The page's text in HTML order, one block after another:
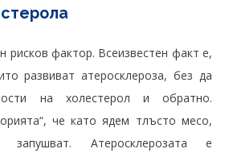
рисков фактор. Всеизвестен факт е,
развиват атеросклероза, без да
на холестерол и обратно.
че като ядем тлъсто месо,
Атеросклерозата е